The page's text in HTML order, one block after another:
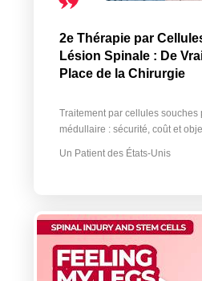
2e Thérapie par
Lésion Spinale : De
Place de la Chirurgie
Traitement par cellules souches
médullaire : sécurité, coût et
Un Patient des États-Unis